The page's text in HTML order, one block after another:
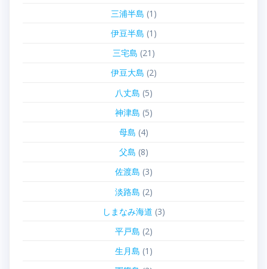
三浦半島 (1)
伊豆半島 (1)
三宅島 (21)
伊豆大島 (2)
八丈島 (5)
神津島 (5)
母島 (4)
父島 (8)
佐渡島 (3)
淡路島 (2)
しまなみ海道 (3)
平戸島 (2)
生月島 (1)